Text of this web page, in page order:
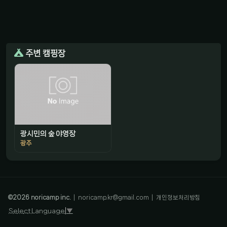
주변 캠핑장
광시민의 숲 야영장
광주
©2026noricamp inc. noricamp.kr@gmail.com 개인정보처리방침
Select Language ▼